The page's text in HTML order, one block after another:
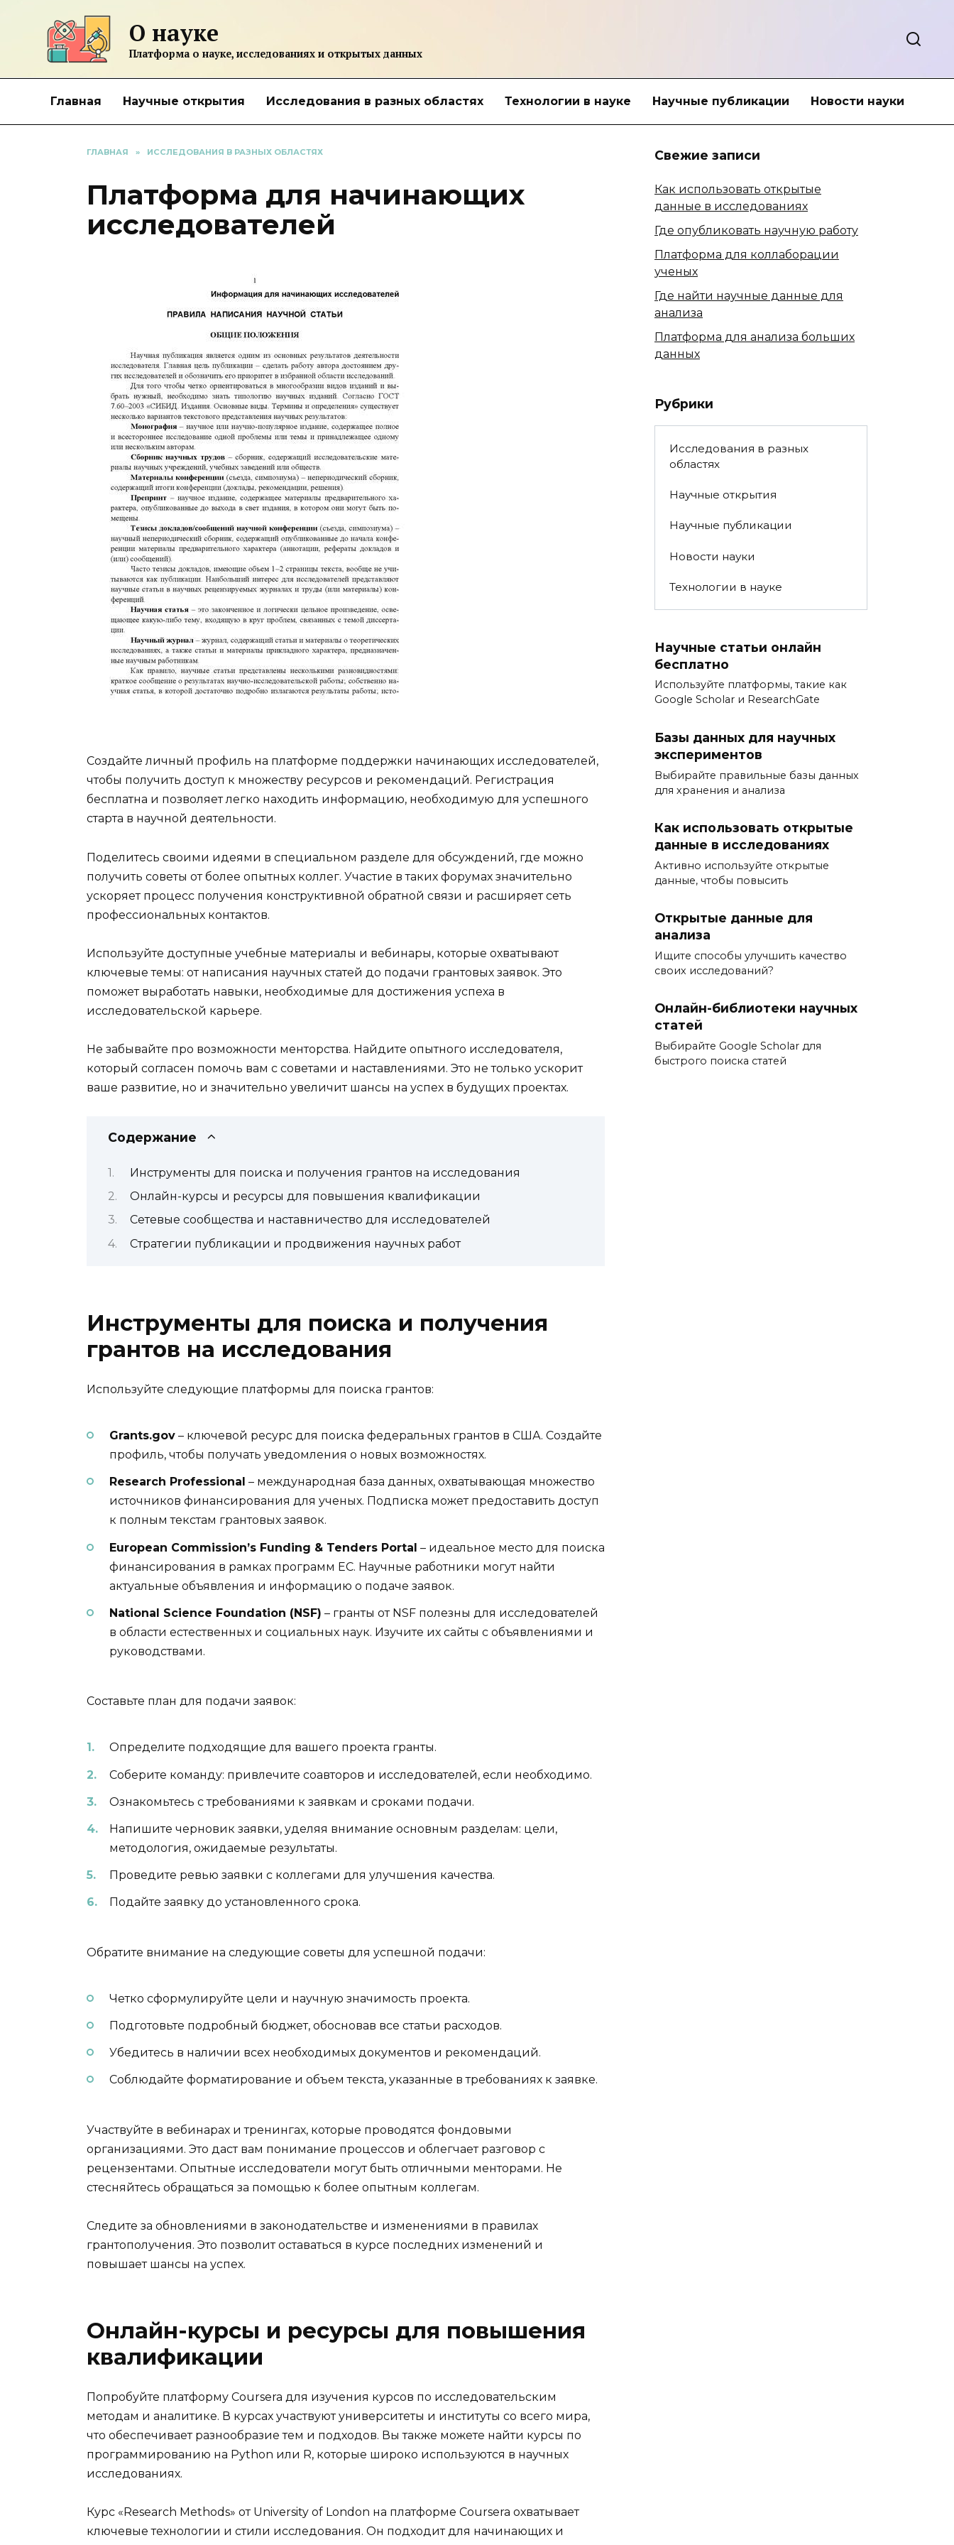
содержанию
О науке
Платформа о науке, исследованиях и открытых данных
Главная Научные открытия Исследования в разных областях Технологии в науке Научные публикации Новости науки
ГЛАВНАЯ » ИССЛЕДОВАНИЯ В РАЗНЫХ ОБЛАСТЯХ
Платформа для начинающих
исследователей
Создайте личный профиль на платформе поддержки начинающих исследователей,
чтобы получить доступ к множеству ресурсов и рекомендаций. Регистрация
бесплатна и позволяет легко находить информацию, необходимую для успешного
старта в научной деятельности.
Поделитесь своими идеями в специальном разделе для обсуждений, где можно
получить советы от более опытных коллег. Участие в таких форумах значительно
ускоряет процесс получения конструктивной обратной связи и расширяет сеть
профессиональных контактов.
Используйте доступные учебные материалы и вебинары, которые охватывают
ключевые темы: от написания научных статей до подачи грантовых заявок. Это
поможет выработать навыки, необходимые для достижения успеха в
исследовательской карьере.
Не забывайте про возможности менторства. Найдите опытного исследователя,
который согласен помочь вам с советами и наставлениями. Это не только ускорит
ваше развитие, но и значительно увеличит шансы на успех в будущих проектах.
Содержание
Инструменты для поиска и получения грантов на исследования
Онлайн-курсы и ресурсы для повышения квалификации
Сетевые сообщества и наставничество для исследователей
Стратегии публикации и продвижения научных работ
Инструменты для поиска и получения
грантов на исследования
Используйте следующие платформы для поиска грантов:
Grants.gov – ключевой ресурс для поиска федеральных грантов в США. Создайте
профиль, чтобы получать уведомления о новых возможностях.
Research Professional – международная база данных, охватывающая множество
источников финансирования для ученых. Подписка может предоставить доступ
к полным текстам грантовых заявок.
European Commission’s Funding & Tenders Portal – идеальное место для поиска
финансирования в рамках программ ЕС. Научные работники могут найти
актуальные объявления и информацию о подаче заявок.
National Science Foundation (NSF) – гранты от NSF полезны для исследователей
в области естественных и социальных наук. Изучите их сайты с объявлениями и
руководствами.
Составьте план для подачи заявок:
Определите подходящие для вашего проекта гранты.
Соберите команду: привлечите соавторов и исследователей, если необходимо.
Ознакомьтесь с требованиями к заявкам и сроками подачи.
Напишите черновик заявки, уделяя внимание основным разделам: цели,
методология, ожидаемые результаты.
Проведите ревью заявки с коллегами для улучшения качества.
Подайте заявку до установленного срока.
Обратите внимание на следующие советы для успешной подачи:
Четко сформулируйте цели и научную значимость проекта.
Подготовьте подробный бюджет, обосновав все статьи расходов.
Убедитесь в наличии всех необходимых документов и рекомендаций.
Соблюдайте форматирование и объем текста, указанные в требованиях к заявке.
Участвуйте в вебинарах и тренингах, которые проводятся фондовыми
организациями. Это даст вам понимание процессов и облегчает разговор с
рецензентами. Опытные исследователи могут быть отличными менторами. Не
стесняйтесь обращаться за помощью к более опытным коллегам.
Следите за обновлениями в законодательстве и изменениями в правилах
грантополучения. Это позволит оставаться в курсе последних изменений и
повышает шансы на успех.
Онлайн-курсы и ресурсы для повышения
квалификации
Попробуйте платформу Coursera для изучения курсов по исследовательским
методам и аналитике. В курсах участвуют университеты и институты со всего мира,
что обеспечивает разнообразие тем и подходов. Вы также можете найти курсы по
программированию на Python или R, которые широко используются в научных
исследованиях.
Курс «Research Methods» от University of London на платформе Coursera охватывает
ключевые технологии и стили исследования. Он подходит для начинающих и
Свежие записи
Как использовать открытые
данные в исследованиях
Где опубликовать научную работу
Платформа для коллаборации
ученых
Где найти научные данные для
анализа
Платформа для анализа больших
данных
Рубрики
Исследования в разных
областях
Научные открытия
Научные публикации
Новости науки
Технологии в науке
Научные статьи онлайн
бесплатно
Используйте платформы, такие как
Google Scholar и ResearchGate
Базы данных для научных
экспериментов
Выбирайте правильные базы данных
для хранения и анализа
Как использовать открытые
данные в исследованиях
Активно используйте открытые
данные, чтобы повысить
Открытые данные для
анализа
Ищите способы улучшить качество
своих исследований?
Онлайн-библиотеки научных
статей
Выбирайте Google Scholar для
быстрого поиска статей